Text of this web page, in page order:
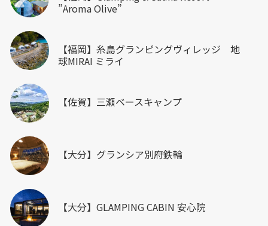
”Aroma Olive”
【福岡】糸島グランピングヴィレッジ 地
球MIRAI ミライ
【佐賀】三瀬ベースキャンプ
【大分】グランシア別府鉄輪
【大分】GLAMPING CABIN 安心院